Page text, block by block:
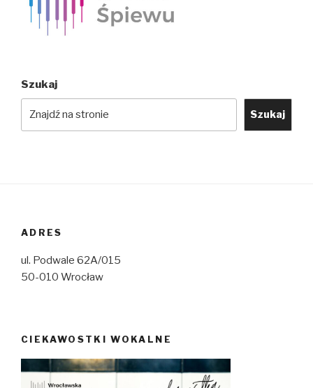
Szukaj
Szukaj
ADRES
ul. Podwale 62A/015
50-010 Wrocław
CIEKAWOSTKI WOKALNE